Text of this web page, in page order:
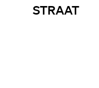
STRAAT